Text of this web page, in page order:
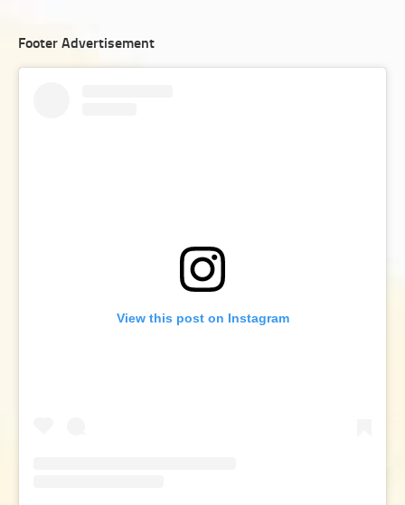
Footer Advertisement
View this post on Instagram